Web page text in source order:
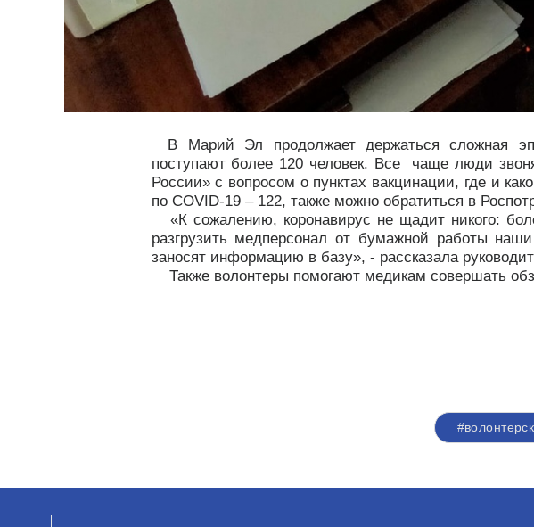
В Марий Эл продолжает держаться сложная
поступают более 120 человек. Все
чаще люди
России» с вопросом о пунктах вакцинации, где и
по COVID-19 – 122, также можно обратиться в
«К сожалению, коронавирус не щадит никого:
разгрузить медперсонал от бумажной работы
заносят информацию в базу», - рассказала
Также волонтеры помогают медикам совершать